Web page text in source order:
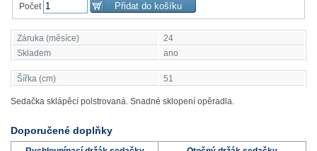
Počet
Záruka (měsíce)
24
Skladem
ano
Šířka (cm) 51
Sedačka sklápěcí polstrovaná. Snadné sklopení opěradla.
Doporučené doplňky